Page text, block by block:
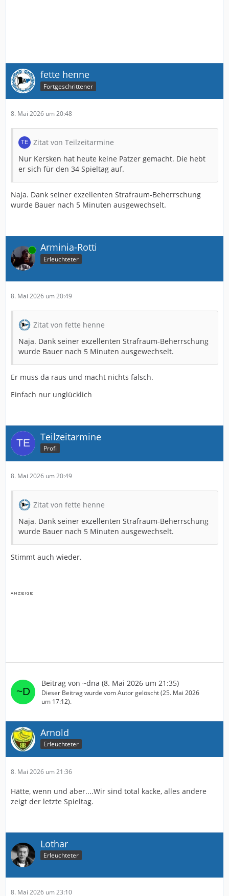
fette henne
Fortgeschrittener
8. Mai 2026 um 20:48
Zitat von Teilzeitarmine
Nur Kersken hat heute keine Patzer gemacht. Die hebt
er sich für den 34 Spieltag auf.
Naja. Dank seiner exzellenten Strafraum-Beherrschung
wurde Bauer nach 5 Minuten ausgewechselt.
Online Arminia-Rotti
Erleuchteter
8. Mai 2026 um 20:49
Zitat von fette henne
Naja. Dank seiner exzellenten Strafraum-Beherrschung
wurde Bauer nach 5 Minuten ausgewechselt.
Er muss da raus und macht nichts falsch.
Einfach nur unglücklich
Teilzeitarmine
Profi
8. Mai 2026 um 20:49
Zitat von fette henne
Naja. Dank seiner exzellenten Strafraum-Beherrschung
wurde Bauer nach 5 Minuten ausgewechselt.
Stimmt auch wieder.
Beitrag von ~dna (8. Mai 2026 um 21:35)
Dieser Beitrag wurde vom Autor gelöscht (25. Mai 2026
um 17:12).
Arnold
Erleuchteter
8. Mai 2026 um 21:36
Hätte, wenn und aber....Wir sind total kacke, alles andere
zeigt der letzte Spieltag.
Lothar
Erleuchteter
8. Mai 2026 um 23:10